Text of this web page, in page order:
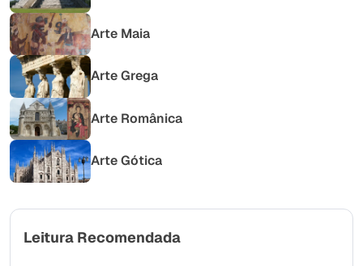
Arte Maia
Arte Grega
Arte Românica
Arte Gótica
Leitura Recomendada